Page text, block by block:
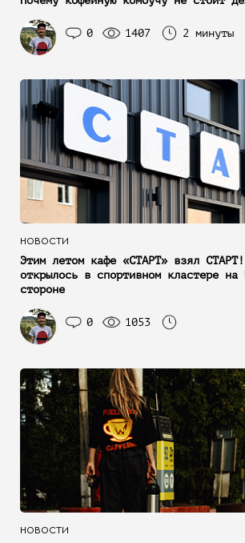
0 1407 2 минуты
НОВОСТИ
Этим летом кафе «СТАРТ» взял
открылось в спортивном кластере на
стороне
0 1053
НОВОСТИ